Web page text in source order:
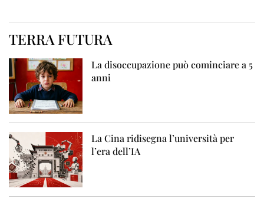
TERRA FUTURA
La disoccupazione può cominciare a 5
anni
La Cina ridisegna l’università per
l’era dell’IA